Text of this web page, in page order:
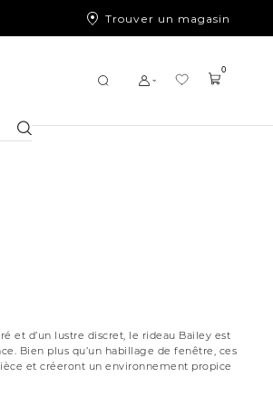
Trouver un magasin
Chercher
0
et d’un lustre discret, le rideau Bailey est
Bien plus qu’un habillage de fenêtre, ces
et créeront un environnement propice